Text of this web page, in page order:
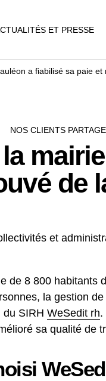
ET PRESSE
a fiabilisé sa paie
NOS CLIENTS
de
et
de 8 800 habitants
la gestion
du SIRH WeSedit rh.
sa qualité de